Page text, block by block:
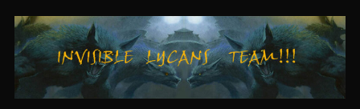
στο
περιεχόμενο